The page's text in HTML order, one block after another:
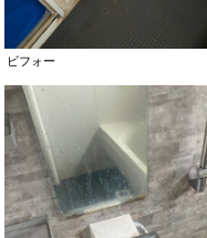
ビフォー